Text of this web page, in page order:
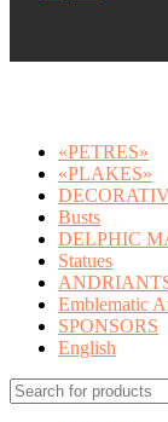
«PETRES»
«PLAKES»
Busts
DELPHIC
Statues
Emblematic
SPONSORS
English